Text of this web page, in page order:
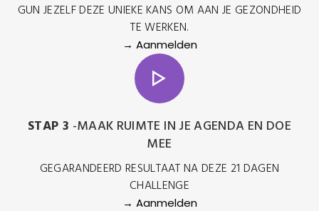
GUN JEZELF DEZE UNIEKE KANS OM AAN JE GEZONDHEID
TE WERKEN.
→ Aanmelden
STAP 3 -MAAK RUIMTE IN JE AGENDA EN DOE
MEE
GEGARANDEERD RESULTAAT NA DEZE 21 DAGEN
CHALLENGE
→ Aanmelden